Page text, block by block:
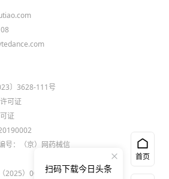
〕3628-111号
可证
证
号：（京）网药械信
2025）0000021
首页
扫码下载今日头条